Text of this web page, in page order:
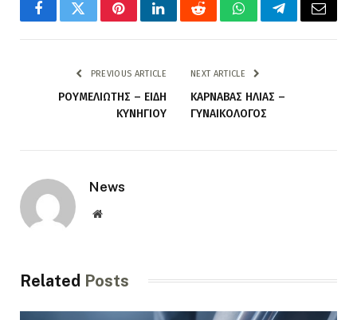
FacebookTwitterPinterestLinkedInRedditWhatsAppTelegramEmail
PREVIOUS ARTICLE
ΡΟΥΜΕΛΙΩΤΗΣ – ΕΙΔΗ
ΚΥΝΗΓΙΟΥ
NEXT ARTICLE
ΚΑΡΝΑΒΑΣ ΗΛΙΑΣ –
ΓΥΝΑΙΚΟΛΟΓΟΣ
News
Website
Related Posts